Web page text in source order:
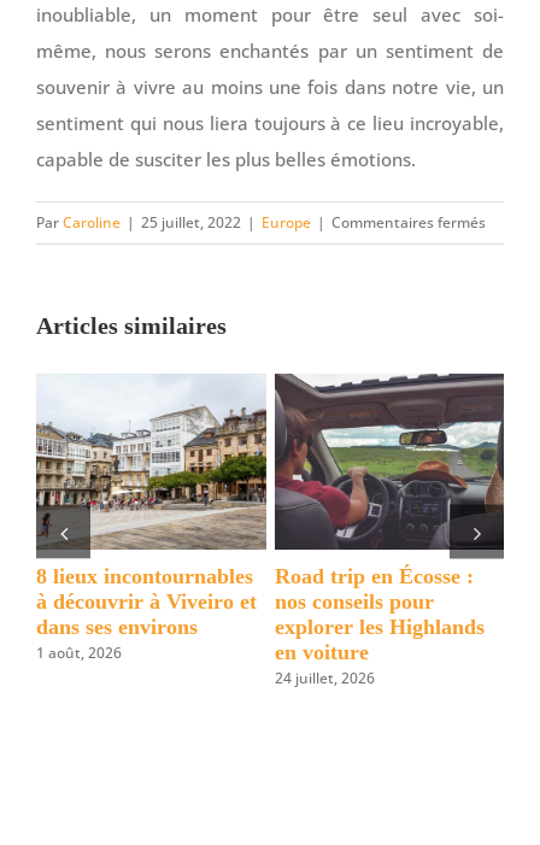
inoubliable, un moment pour être seul avec soi-
même, nous serons enchantés par un sentiment de
souvenir à vivre au moins une fois dans notre vie, un
sentiment qui nous liera toujours à ce lieu incroyable,
capable de susciter les plus belles émotions.
ParCaroline | 25 juillet, 2022 | Europe | Commentaires ferméssur
A
la
del
Pollino
Articles similaires
:
Un week-end à Paris
entre sport, culture et
découvertes
surprenantes
Visiter Vardzia en
Géorgie : Guide
choses à voir
2 juillet, 2026